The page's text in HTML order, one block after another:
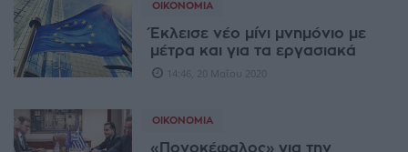
ΟΙΚΟΝΟΜΊΑ
Έκλεισε νέο μίνι μνημόνιο με
μέτρα και για τα εργασιακά
14:46, 20 Μαΐου 2020
ΟΙΚΟΝΟΜΊΑ
«Πονοκέφαλος» για την